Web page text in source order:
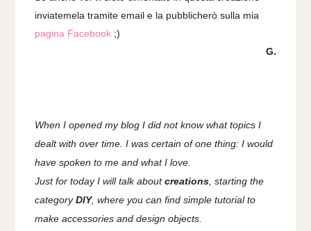
inviatemela tramite email e la pubblicherò sulla mia
pagina Facebook ;)
G.
When I opened my blog I did not know what topics I
dealt with over time. Iwas certain of one thing: I would
have spoken to me and what I love.
Just for today I will talk aboutcreations , starting the
categoryDIY, where you can find simple tutorial to
make accessories and design objects.